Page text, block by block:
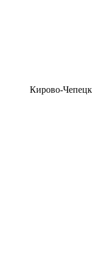
Кирово-Чепецк